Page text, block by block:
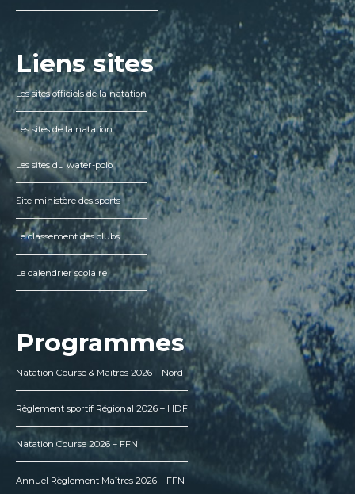
Liens sites
Les sites officiels de la natation
Les sites de la natation
Les sites du water-polo
Site ministère des sports
Le classement des clubs
Le calendrier scolaire
Programmes
Natation Course & Maîtres 2026 – Nord
Règlement sportif Régional 2026 – HDF
Natation Course 2026 – FFN
Annuel Règlement Maîtres 2026 – FFN